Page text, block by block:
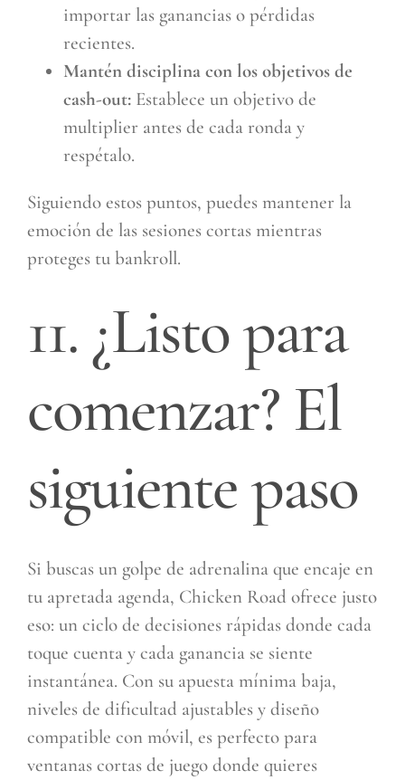
importar las ganancias o pérdidas
recientes.
Mantén disciplina con los objetivos de
cash-out: Establece un objetivo de
multiplier antes de cada ronda y
respétalo.
Siguiendo estos puntos, puedes mantener la
emoción de las sesiones cortas mientras
proteges tu bankroll.
11. ¿Listo para
comenzar? El
siguiente paso
Si buscas un golpe de adrenalina que encaje en
tu apretada agenda, Chicken Road ofrece justo
eso: un ciclo de decisiones rápidas donde cada
toque cuenta y cada ganancia se siente
instantánea. Con su apuesta mínima baja,
niveles de dificultad ajustables y diseño
compatible con móvil, es perfecto para
ventanas cortas de juego donde quieres